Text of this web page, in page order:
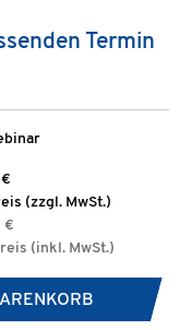
Termin
(zzgl. MwSt.)
€
(inkl. MwSt.)